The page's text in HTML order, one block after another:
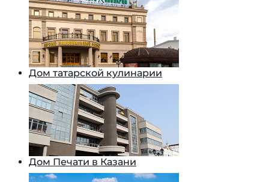
Дом татарской кулинарии
Дом Печати в Казани